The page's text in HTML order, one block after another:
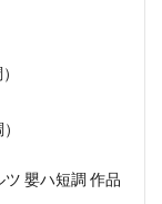
ツ 嬰ハ短調 作品